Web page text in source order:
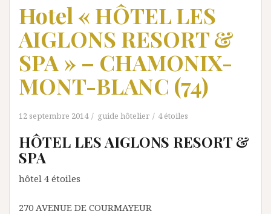
Hotel « HÔTEL LES
AIGLONS RESORT &
SPA » – CHAMONIX-
MONT-BLANC (74)
12 septembre 2014 guide hôtelier 4 étoiles
HÔTEL LES AIGLONS RESORT &
SPA
hôtel 4 étoiles
270 AVENUE DE COURMAYEUR